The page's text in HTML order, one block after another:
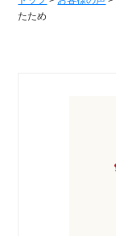
たため